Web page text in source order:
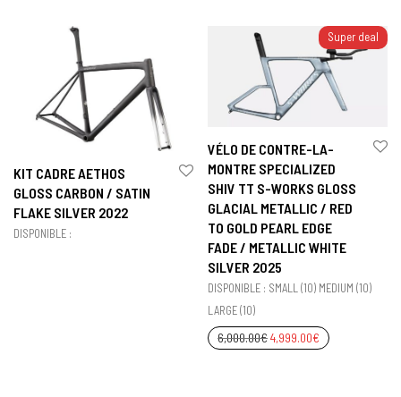
KIT CADRE AETHOS
GLOSS CARBON / SATIN
FLAKE SILVER 2022
DISPONIBLE :
Super deal
VÉLO DE CONTRE-LA-
MONTRE SPECIALIZED
SHIV TT S-WORKS GLOSS
GLACIAL METALLIC / RED
TO GOLD PEARL EDGE
FADE / METALLIC WHITE
SILVER 2025
DISPONIBLE : SMALL (10) MEDIUM (10)
LARGE (10)
6,000.00€4,999.00€